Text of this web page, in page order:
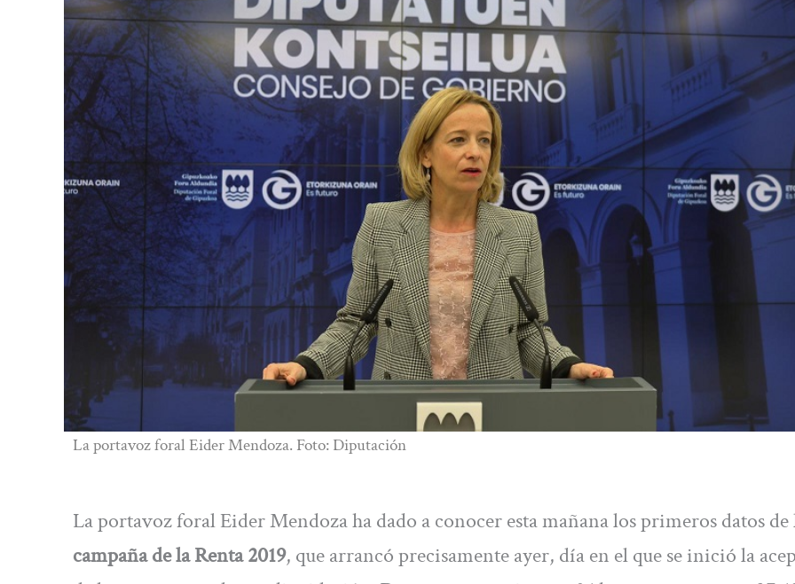
La portavoz foral Eider Mendoza. Foto: Diputación
La portavoz foral Eider Mendoza ha dado a conocer esta mañana los primeros datos de
campaña de la Renta 2019, que arrancó precisamente ayer, día en el que se inició la